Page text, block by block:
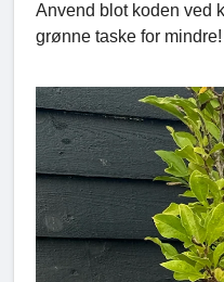
Anvend blot koden ved
grønne taske for mindre!